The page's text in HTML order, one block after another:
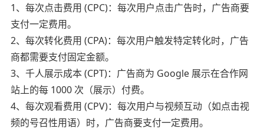
1、每次点击费用 (CPC)：每次用户点击广告时，广告商要
支付一定费用。
2、每次转化费用 (CPA)：每次用户触发特定转化时，广告
商都需要支付固定金额。
3、千人展示成本 (CPT)：广告商为 Google 展示在合作网
站上的每 1000 次（展示）付费。
4、每次观看费用 (CPV)：每次用户与视频互动（如点击视
频的号召性用语）时，广告商要支付一定费用。